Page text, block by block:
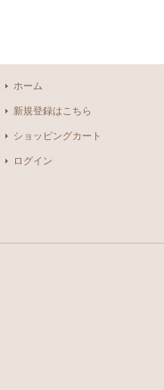
ホーム
新規登録はこちら
ショッピングカート
ログイン